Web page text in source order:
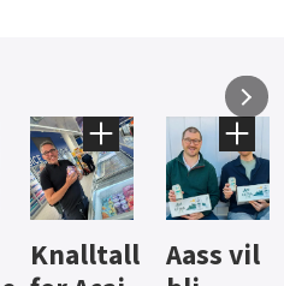
Brus og
Hard